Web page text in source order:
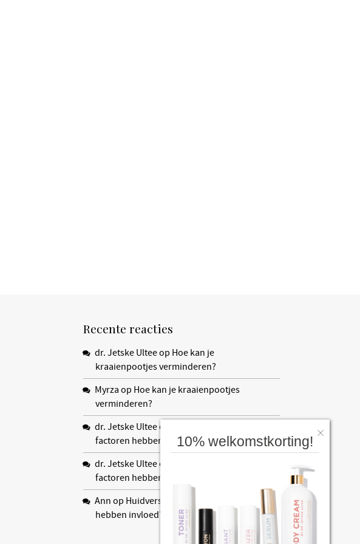
Recente reacties
dr. Jetske Ulteeop Hoe kan je
kraaienpootjes verminderen?
Myrza op Hoe kan je kraaienpootjes
verminderen?
dr. Jetske Ulteeop
factoren hebben invloed?
dr. Jetske Ulteeop
factoren hebben invloed?
Ann op Huidverslapping: welke factoren
hebben invloed?
10% welkomstkorting!